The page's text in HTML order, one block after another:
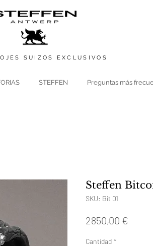
SUIZOS EXCLUSIVOS
STEFFEN Preguntas más
Steffen
SKU: Bit 01
2850,00 €
Cantidad *